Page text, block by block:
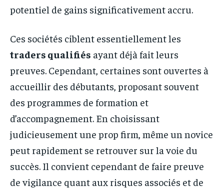
potentiel de gains significativement accru.
Ces sociétés ciblent essentiellement les
traders qualifiés ayant déjà fait leurs
preuves. Cependant, certaines sont ouvertes à
accueillir des débutants, proposant souvent
des programmes de formation et
d’accompagnement. En choisissant
judicieusement une prop firm, même un novice
peut rapidement se retrouver sur la voie du
succès. Il convient cependant de faire preuve
de vigilance quant aux risques associés et de